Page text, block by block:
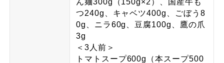
ん麺300g（150g×2）、国産牛も
つ240g、キャベツ400g、ごぼう8
0g、ニラ60g、豆腐100g、鷹の爪
3g
＜3人前＞
トマトスープ600g（本スープ500